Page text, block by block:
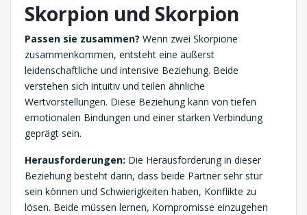
Skorpion und Skorpion
Passen sie zusammen? Wenn zwei Skorpione
zusammenkommen, entsteht eine äußerst
leidenschaftliche und intensive Beziehung. Beide
verstehen sich intuitiv und teilen ähnliche
Wertvorstellungen. Diese Beziehung kann von tiefen
emotionalen Bindungen und einer starken Verbindung
geprägt sein.
Herausforderungen: Die Herausforderung in dieser
Beziehung besteht darin, dass beide Partner sehr stur
sein können und Schwierigkeiten haben, Konflikte zu
lösen. Beide müssen lernen, Kompromisse einzugehen